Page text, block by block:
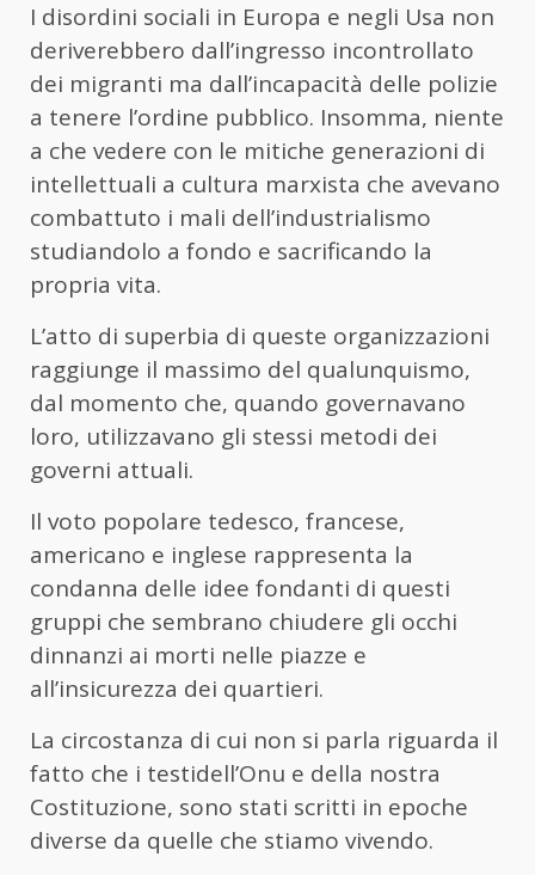
I disordini sociali in Europa e negli Usa non
deriverebbero dall’ingresso incontrollato
dei migranti ma dall’incapacità delle polizie
a tenere l’ordine pubblico. Insomma, niente
a che vedere con le mitiche generazioni di
intellettuali a cultura marxista che avevano
combattuto i mali dell’industrialismo
studiandolo a fondo e sacrificando la
propria vita.
L’atto di superbia di queste organizzazioni
raggiunge il massimo del qualunquismo,
dal momento che, quando governavano
loro, utilizzavano gli stessi metodi dei
governi attuali.
Il voto popolare tedesco, francese,
americano e inglese rappresenta la
condanna delle idee fondanti di questi
gruppi che sembrano chiudere gli occhi
dinnanzi ai morti nelle piazze e
all’insicurezza dei quartieri.
La circostanza di cui non si parla riguarda il
fatto che i testidell’Onu e della nostra
Costituzione, sono stati scritti in epoche
diverse da quelle che stiamo vivendo.